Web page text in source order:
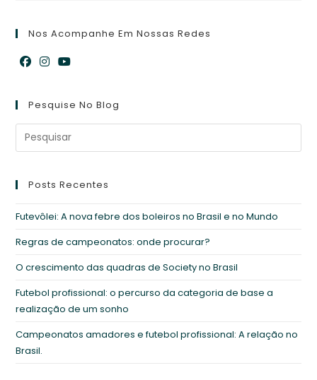
Nos Acompanhe Em Nossas Redes
nova
aba
uma
nova
aba
nova
aba
Pesquise No Blog
Posts Recentes
Futevôlei: A nova febre dos boleiros no Brasil e no Mundo
Regras de campeonatos: onde procurar?
O crescimento das quadras de Society no Brasil
Futebol profissional: o percurso da categoria de base a
realização de um sonho
Campeonatos amadores e futebol profissional: A relação no
Brasil.